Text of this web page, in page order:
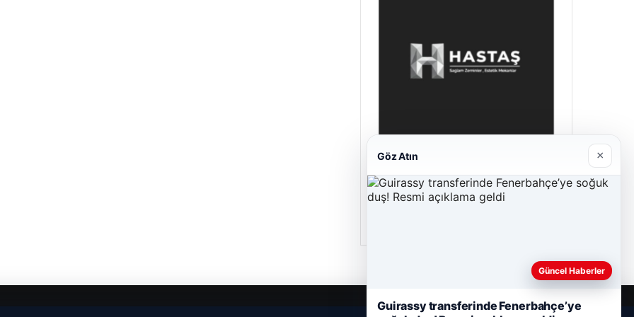
Enes Kaplan Avukatlık Bürosu
28/04/2026
Göz Atın ×
Güncel Haberler
Guirassy transferinde Fenerbahçe’ye